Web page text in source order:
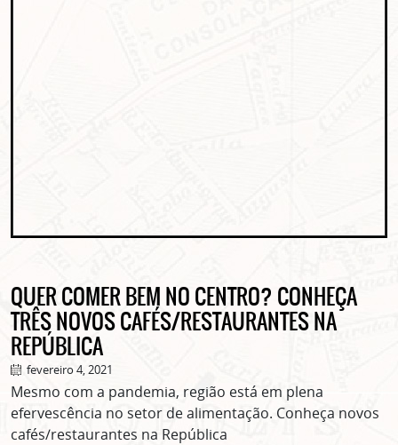
QUER COMER BEM NO CENTRO? CONHEÇA
TRÊS NOVOS CAFÉS/RESTAURANTES NA
REPÚBLICA
fevereiro 4, 2021
Mesmo com a pandemia, região está em plena
efervescência no setor de alimentação. Conheça novos
cafés/restaurantes na República